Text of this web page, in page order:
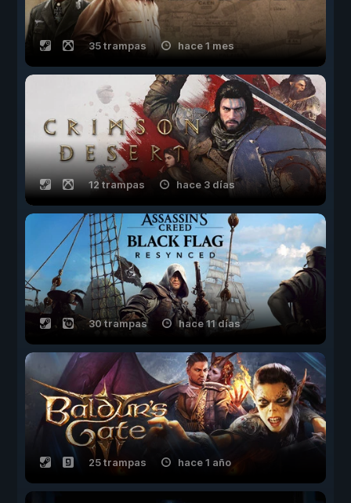
35 trampas hace 1 mes
12 trampas hace 3 días
30 trampas hace 11 días
25 trampas hace 1 año